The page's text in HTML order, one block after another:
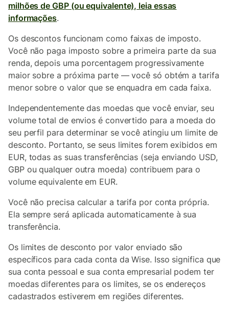
milhões de GBP (ou equivalente), leia essas
informações.
Os descontos funcionam como faixas de imposto.
Você não paga imposto sobre a primeira parte da sua
renda, depois uma porcentagem progressivamente
maior sobre a próxima parte — você só obtém a tarifa
menor sobre o valor que se enquadra em cada faixa.
Independentemente das moedas que você enviar, seu
volume total de envios é convertido para a moeda do
seu perfil para determinar se você atingiu um limite de
desconto. Portanto, se seus limites forem exibidos em
EUR, todas as suas transferências (seja enviando USD,
GBP ou qualquer outra moeda) contribuem para o
volume equivalente em EUR.
Você não precisa calcular a tarifa por conta própria.
Ela sempre será aplicada automaticamente à sua
transferência.
Os limites de desconto por valor enviado são
específicos para cada conta da Wise. Isso significa que
sua conta pessoal e sua conta empresarial podem ter
moedas diferentes para os limites, se os endereços
cadastrados estiverem em regiões diferentes.